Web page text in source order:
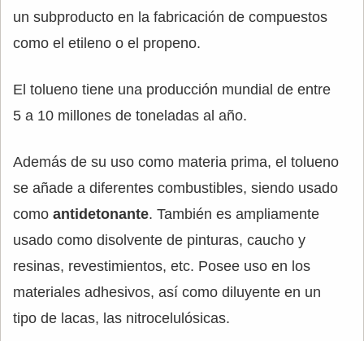
un subproducto en la fabricación de compuestos
como el etileno o el propeno.
El tolueno tiene una producción mundial de entre
5 a 10 millones de toneladas al año.
Además de su uso como materia prima, el tolueno
se añade a diferentes combustibles, siendo usado
como antidetonante. También es ampliamente
usado como disolvente de pinturas, caucho y
resinas, revestimientos, etc. Posee uso en los
materiales adhesivos, así como diluyente en un
tipo de lacas, las nitrocelulósicas.